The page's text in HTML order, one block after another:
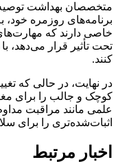
متخصصان بهداشت توصیه
برنامه‌های روزمره
خاصی دارند که
تحت تأثیر قرار
کنند.
در نهایت، در حالی که
کوچک و جالب را برای
علمی مانند مراقبت
اثبات‌شده‌تری را برای
اخبار مرتبط